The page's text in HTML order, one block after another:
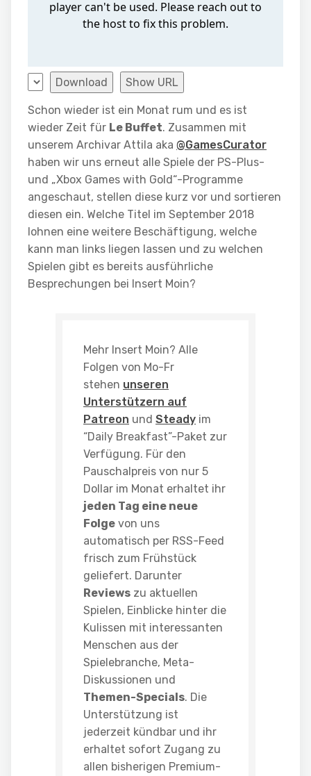
Download Show URL
Schon wieder ist ein Monat rum und es ist
wieder Zeit für Le Buffet. Zusammen mit
unserem Archivar Attila aka @GamesCurator
haben wir uns erneut alle Spiele der PS-Plus-
und „Xbox Games with Gold“-Programme
angeschaut, stellen diese kurz vor und sortieren
diesen ein. Welche Titel im September 2018
lohnen eine weitere Beschäftigung, welche
kann man links liegen lassen und zu welchen
Spielen gibt es bereits ausführliche
Besprechungen bei Insert Moin?
Mehr Insert Moin? Alle
Folgen von Mo-Fr
stehen unseren
Unterstützern auf
Patreon und Steady im
“Daily Breakfast”-Paket zur
Verfügung. Für den
Pauschalpreis von nur 5
Dollar im Monat erhaltet ihr
jeden Tag eine neue
Folge von uns
automatisch per RSS-Feed
frisch zum Frühstück
geliefert. Darunter
Reviews zu aktuellen
Spielen, Einblicke hinter die
Kulissen mit interessanten
Menschen aus der
Spielebranche, Meta-
Diskussionen und
Themen-Specials. Die
Unterstützung ist
jederzeit kündbar und ihr
erhaltet sofort Zugang zu
allen bisherigen Premium-